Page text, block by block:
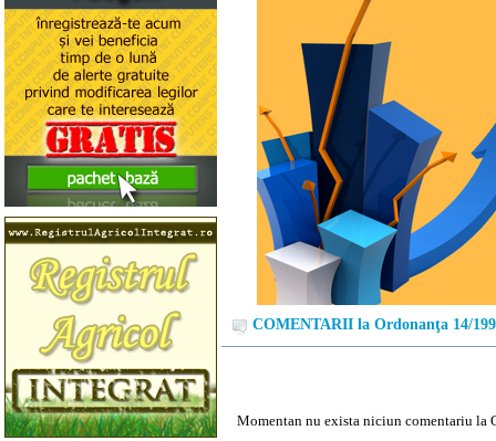
COMENTARII la Ordonanţa 14/
Momentan nu exista niciun comentariu la